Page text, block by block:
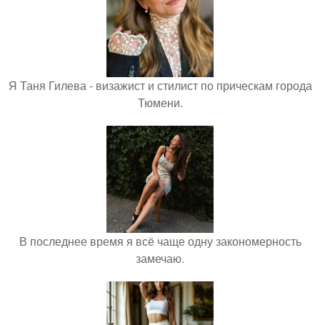
Я Таня Гилева - визажист и стилист по прическам города
Тюмени.
В последнее время я всё чаще одну закономерность
замечаю.